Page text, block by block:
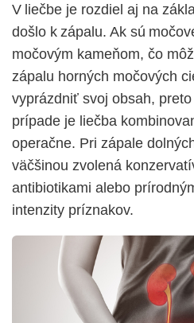
V liečbe je rozdiel aj na
došlo k zápalu. Ak sú
močovým kameňom, čo
zápalu horných močových
vyprázdniť svoj obsah,
prípade je liečba
operačne. Pri zápale
väčšinou zvolená
antibiotikami alebo
intenzity príznakov.